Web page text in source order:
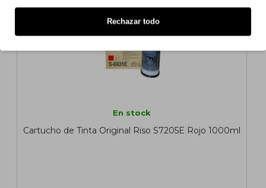
En stock
Cartucho de Tinta Original Riso S7205E Rojo 1000ml
Rechazar todo